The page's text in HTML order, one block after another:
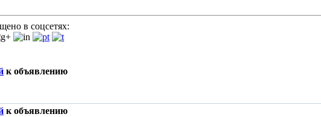
в соцсетях:
к объявлению
к объявлению